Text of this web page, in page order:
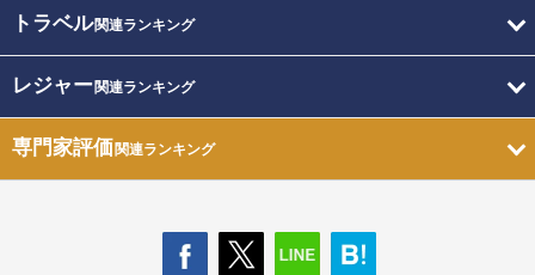
トラベル関連ランキング
レジャー関連ランキング
専門家評価関連ランキング